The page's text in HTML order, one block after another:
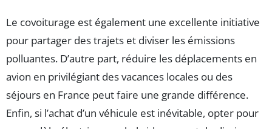
Le covoiturage est également une excellente initiative
pour partager des trajets et diviser les émissions
polluantes. D’autre part, réduire les déplacements en
avion en privilégiant des vacances locales ou des
séjours en France peut faire une grande différence.
Enfin, si l’achat d’un véhicule est inévitable, opter pour